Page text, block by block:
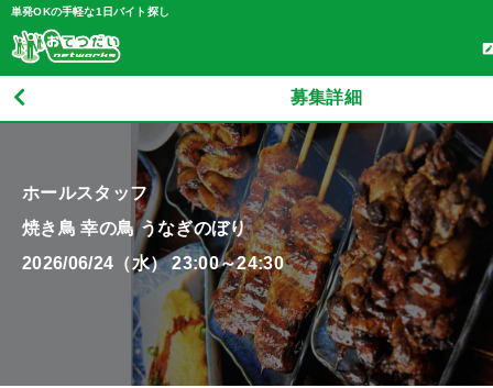
単発OKの手軽な1日バイト探し
募集詳細
ホールスタッフ
焼き鳥 幸の鳥 うなぎのぼり
2026/06/24（水） 23:00～24:30